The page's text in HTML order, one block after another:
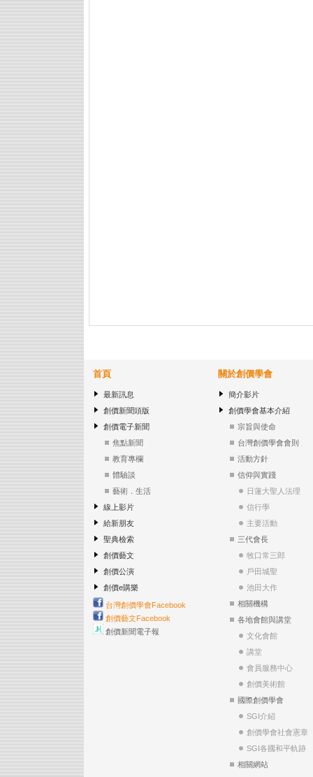
首頁
最新訊息
創價新聞頭版
創價電子新聞
焦點新聞
教育專欄
體驗談
藝術．生活
線上影片
給新朋友
聖典檢索
創價藝文
創價公演
創價e購樂
台灣創價學會Facebook
創價藝文Facebook
創價新聞電子報
關於創價學會
簡介影片
創價學會基本介紹
宗旨與使命
台灣創價學會會則
活動方針
信仰與實踐
日蓮大聖人法理
信行學
主要活動
三代會長
牧口常三郎
戶田城聖
池田大作
相關機構
各地會館與講堂
文化會館
講堂
會員服務中心
創價美術館
國際創價學會
SGI介紹
創價學會社會憲章
SGI各國和平軌跡
相關網站